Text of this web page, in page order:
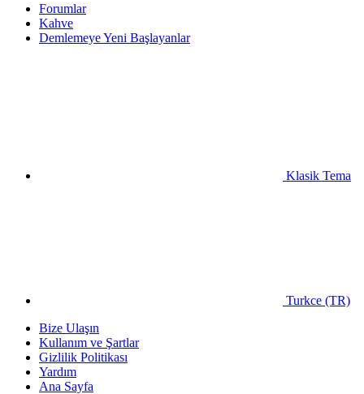
Forumlar
Kahve
Demlemeye Yeni Başlayanlar
Klasik Tema
Turkce (TR)
Bize Ulaşın
Kullanım ve Şartlar
Gizlilik Politikası
Yardım
Ana Sayfa